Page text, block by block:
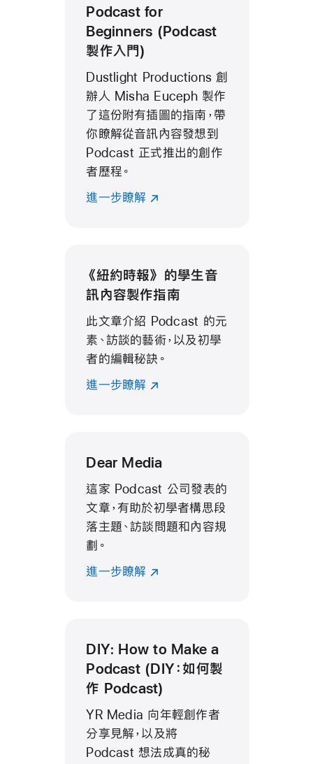
Podcast for
Beginners (Podcast
製作入門)
Dustlight Productions 創
辦人 Misha Euceph 製作
了這份附有插圖的指南，帶
你瞭解從音訊內容發想到
Podcast 正式推出的創作
者歷程。
進一步瞭解
《紐約時報》 的學生音
訊內容製作指南
此文章介紹 Podcast 的元
素、訪談的藝術，以及初學
者的編輯秘訣。
進一步瞭解
Dear Media
這家 Podcast 公司發表的
文章，有助於初學者構思段
落主題、訪談問題和內容規
劃。
進一步瞭解
DIY: How to Make a
Podcast (DIY：如何製
作 Podcast)
YR Media 向年輕創作者
分享見解，以及將
Podcast 想法成真的秘